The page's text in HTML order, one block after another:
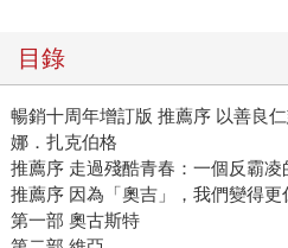
目錄
暢銷十周年增訂版 推薦序 以善良
娜．扎克伯格
推薦序 走過殘酷青春：一個反霸
推薦序 因為「奧吉」，我們變得
第一部 奧古斯特